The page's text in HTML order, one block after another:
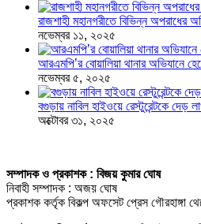
রাজশাহী মহানগরীতে বিভিন্ন
নভেম্বর ১১, ২০২৫
আরএমপি’র বোয়ালিয়া থানার অভিযানে
নভেম্বর ৫, ২০২৫
বগুড়ায় নাবিল হাইওয়ে রেস্টুরেন্টকে দেড়
অক্টোবর ৩১, ২০২৫
সম্পাদক ও প্রকাশক : বিজয় কুমার ঘোষ
নিবাহী সম্পাদক : অজয় ঘোষ
প্রকাশক কর্তৃক বিকল্প অফসেট প্রেস গৌরহাঙ্গা